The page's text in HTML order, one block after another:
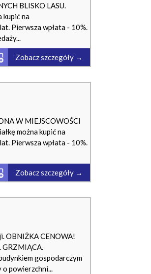
BLISKO LASU.
kupić na
Pierwsza wpłata - 10%.
Zobacz szczegóły →
W MIEJSCOWOŚCI
można kupić na
Pierwsza wpłata - 10%.
Zobacz szczegóły →
OBNIŻKA CENOWA!
GRZMIĄCA.
gospodarczym
o powierzchni...